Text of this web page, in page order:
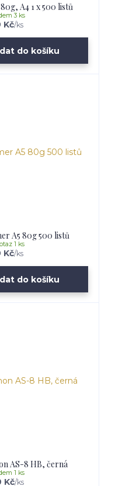
A4 1 x 500 listů
Kč/ks
3 ks
do košíku
A5 80g 500 listů
Kč/ks
1 ks
do košíku
AS-8 HB, černá
Kč/ks
1 ks